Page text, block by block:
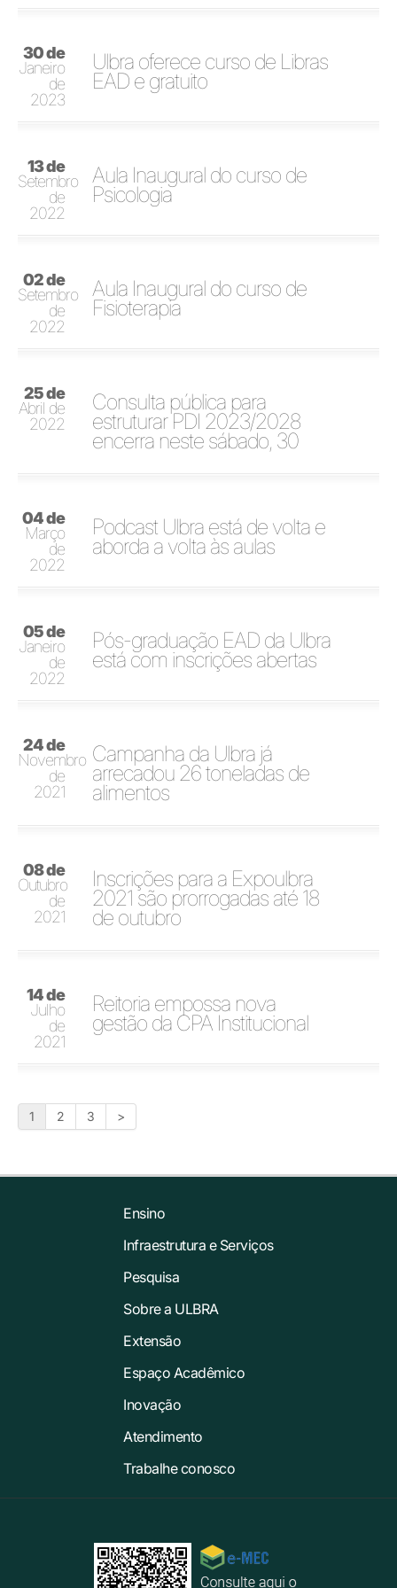
30 de
Janeiro
de
2023
Ulbra oferece curso de Libras
EAD e gratuito
13 de
Setembro
de
2022
Aula Inaugural do curso de
Psicologia
02 de
Setembro
de
2022
Aula Inaugural do curso de
Fisioterapia
25 de
Abril de
2022
Consulta pública para
estruturar PDI 2023/2028
encerra neste sábado, 30
04 de
Março
de
2022
Podcast Ulbra está de volta e
aborda a volta às aulas
05 de
Janeiro
de
2022
Pós-graduação EAD da Ulbra
está com inscrições abertas
24 de
Novembro
de
2021
Campanha da Ulbra já
arrecadou 26 toneladas de
alimentos
08 de
Outubro
de
2021
Inscrições para a Expoulbra
2021 são prorrogadas até 18
de outubro
14 de
Julho
de
2021
Reitoria empossa nova
gestão da CPA Institucional
1 2 3 >
Ensino
Infraestrutura e Serviços
Pesquisa
Sobre a ULBRA
Extensão
Espaço Acadêmico
Inovação
Atendimento
Trabalhe conosco